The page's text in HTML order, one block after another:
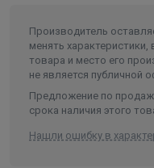
Производитель
менять
товара и место его
не является публичной
Предложение по
срока наличия этого
Нашли ошибку в